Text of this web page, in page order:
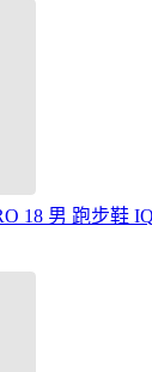
18 男 跑步鞋